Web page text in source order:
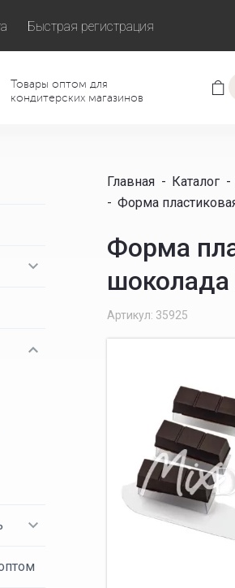
Быстрая регистрация
Товары оптом для
кондитерских магазинов
Главная - Каталог -
- Форма
Форма
Артикул: 35925